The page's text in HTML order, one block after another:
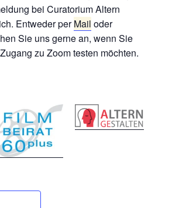
bei Curatorium Altern
Entweder perMail oder
Sie uns gerne an, wenn Sie
zu Zoom testen möchten.